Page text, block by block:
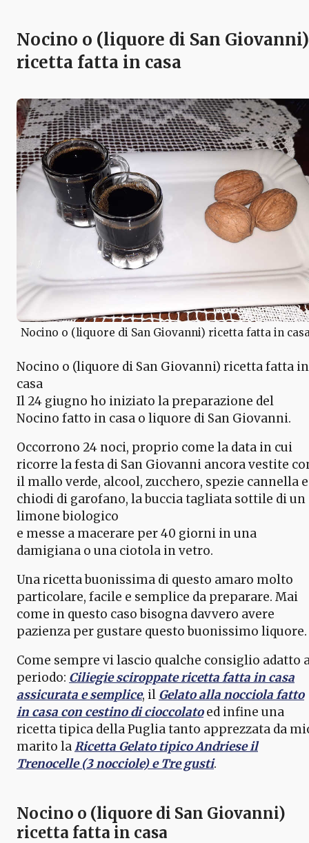
Nocino o (liquore di San Giovanni)
ricetta fatta in casa
Nocino o (liquore di San Giovanni) ricetta fatta in
Nocino o (liquore di San Giovanni) ricetta fatta in
casa
Il 24 giugno ho iniziato la preparazione del
Nocino fatto in casa o liquore di San Giovanni.
Occorrono 24 noci, proprio come la data in cui
ricorre la festa di San Giovanni ancora vestite
il mallo verde, alcool, zucchero, spezie cannella e
chiodi di garofano, la buccia tagliata sottile di un
limone biologico
e messe a macerare per 40 giorni in una
damigiana o una ciotola in vetro.
Una ricetta buonissima di questo amaro molto
particolare, facile e semplice da preparare. Mai
come in questo caso bisogna davvero avere
pazienza per gustare questo buonissimo liquore.
Come sempre vi lascio qualche consiglio adatto
periodo: Ciliegie sciroppate ricetta fatta in casa
assicurata e semplice, il Gelato alla nocciola fatto
in casa con cestino di cioccolatoed infine una
ricetta tipica della Puglia tanto apprezzata da
marito laRicetta Gelato tipico Andriese il
Trenocelle (3 nocciole) e Tre gusti.
Nocino o (liquore di San Giovanni)
ricetta fatta in casa